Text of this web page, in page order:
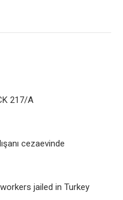
217/A
cezaevinde
jailed in Turkey